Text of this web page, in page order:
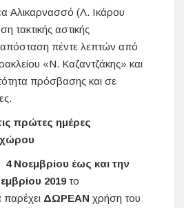
Αλικαρνασσό (Λ. Ικάρου
τακτικής αστικής
απόσταση πέντε λεπτών από
«Ν. Καζαντζάκης» και
πρόσβασης και σε
πρώτες ημέρες
χώρου
4 Νοεμβρίου έως και την
2019το
ΔΩΡΕΑΝ χρήση του